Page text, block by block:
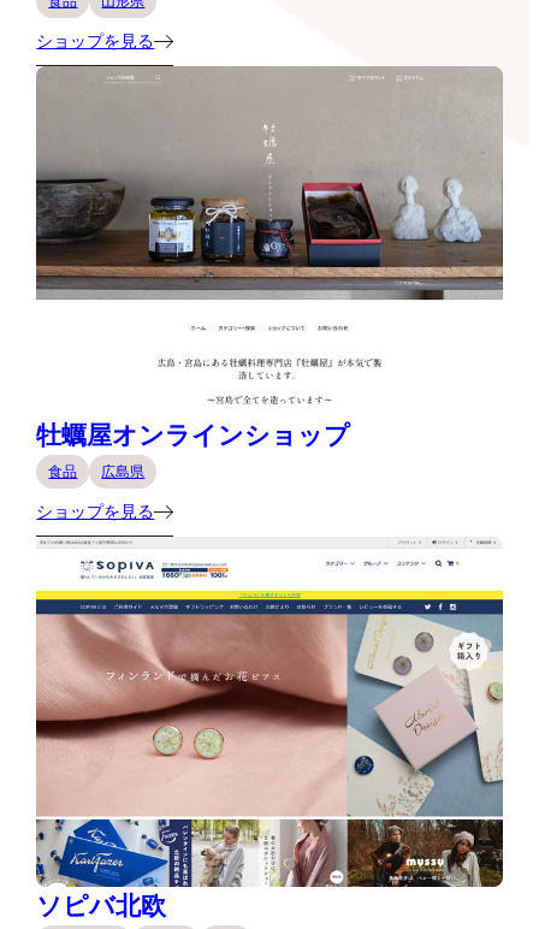
ショップを見る
牡蠣屋オンラインショップ
食品 広島県
ショップを見る
ソピバ北欧